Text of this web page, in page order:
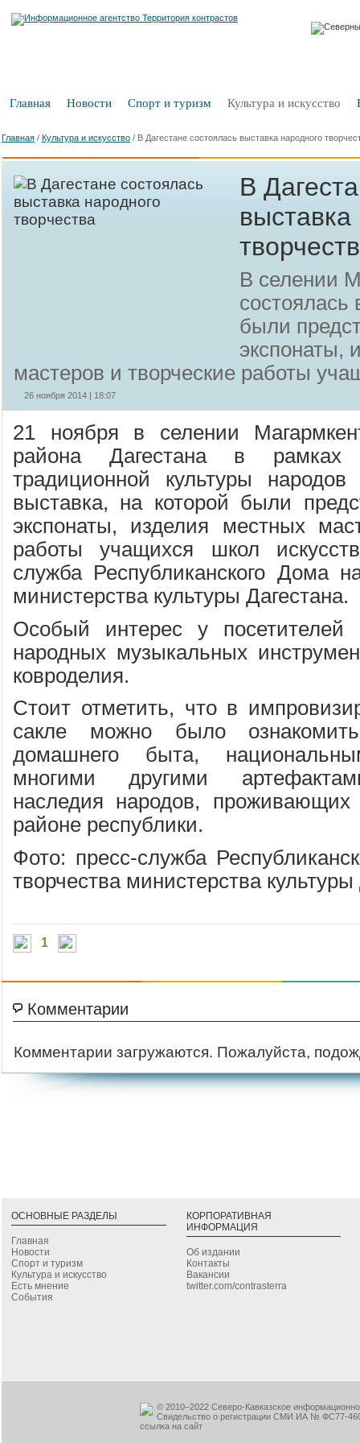
Главная Новости Спорт и туризм Культура и искусство
Главная / Культура и искусство / В Дагестане состоялась выставка народного
В
выставка
В селении
состоялась
были
экспонаты,
мастеров и творческие работы
26 ноября 2014 | 18:07
21 ноября в селении
района Дагестана в рамках
традиционной культуры народов
выставка, на которой были
экспонаты, изделия местных
работы учащихся школ
служба Республиканского Дома
министерства культуры Дагестана.
Особый интерес у посетителей
народных музыкальных
ковроделия.
Стоит отметить, что в
сакле можно было
домашнего быта,
многими другими
наследия народов, проживающих
районе республики.
Фото: пресс-служба
творчества министерства культуры
1
Комментарии
Комментарии загружаются. Пожалуйста,
ОСНОВНЫЕ РАЗДЕЛЫ
Главная
Новости
Спорт и туризм
Культура и искусство
Есть мнение
События
КОРПОРАТИВНАЯ
ИНФОРМАЦИЯ
Об издании
Контакты
Вакансии
twitter.com/contrasterra
© 2010–2022 Северо-Кавказское
Свидельство о регистрации СМИ ИА № ФС77-
ссылка на сайт